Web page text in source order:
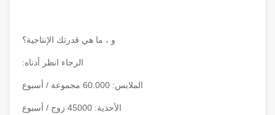
و ، ما هي قدرتك الإنتاجية؟
الرجاء انظر أدناه:
الملابس: 60.000 مجموعة / أسبوع
الأحذية: 45000 زوج / أسبوع